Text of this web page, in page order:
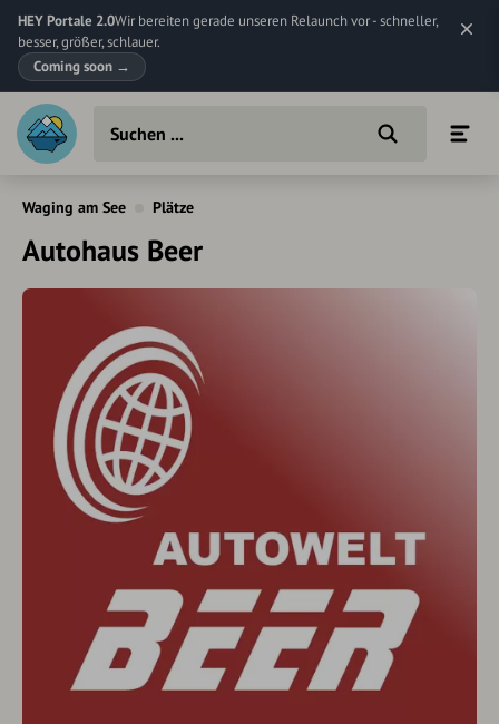
HEY Portale 2.0Wir bereiten gerade unseren Relaunch vor - schneller,
besser, größer, schlauer.
Coming soon →
Waging am See Plätze
Autohaus Beer